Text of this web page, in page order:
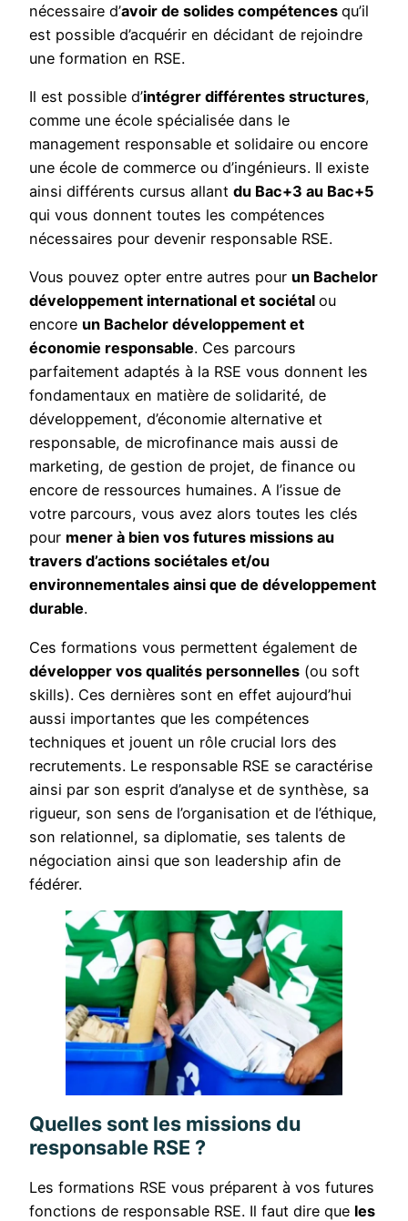
nécessaire d’avoir de solides compétences qu’il
est possible d’acquérir en décidant de rejoindre
une formation en RSE.
Il est possible d’intégrer différentes structures,
comme une école spécialisée dans le
management responsable et solidaire ou encore
une école de commerce ou d’ingénieurs. Il existe
ainsi différents cursus allant du Bac+3 au Bac+5
qui vous donnent toutes les compétences
nécessaires pour devenir responsable RSE.
Vous pouvez opter entre autres pour un Bachelor
développement international et sociétal ou
encore un Bachelor développement et
économie responsable. Ces parcours
parfaitement adaptés à la RSE vous donnent les
fondamentaux en matière de solidarité, de
développement, d’économie alternative et
responsable, de microfinance mais aussi de
marketing, de gestion de projet, de finance ou
encore de ressources humaines. A l’issue de
votre parcours, vous avez alors toutes les clés
pour mener à bien vos futures missions au
travers d’actions sociétales et/ou
environnementales ainsi que de développement
durable.
Ces formations vous permettent également de
développer vos qualités personnelles (ou soft
skills). Ces dernières sont en effet aujourd’hui
aussi importantes que les compétences
techniques et jouent un rôle crucial lors des
recrutements. Le responsable RSE se caractérise
ainsi par son esprit d’analyse et de synthèse, sa
rigueur, son sens de l’organisation et de l’éthique,
son relationnel, sa diplomatie, ses talents de
négociation ainsi que son leadership afin de
fédérer.
Quelles sont les missions du
responsable RSE ?
Les formations RSE vous préparent à vos futures
fonctions de responsable RSE. Il faut dire que les